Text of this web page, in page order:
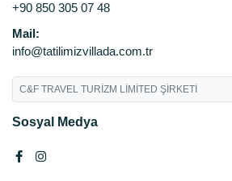
+90 850 305 07 48
Mail:
info@tatilimizvillada.com.tr
C&F TRAVEL TURİZM LİMİTED ŞİRKETİ
Sosyal Medya